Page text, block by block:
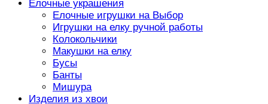
Ёлочные украшения
Елочные игрушки на Выбор
Игрушки на елку ручной работы
Колокольчики
Макушки на елку
Бусы
Банты
Мишура
Изделия из хвои